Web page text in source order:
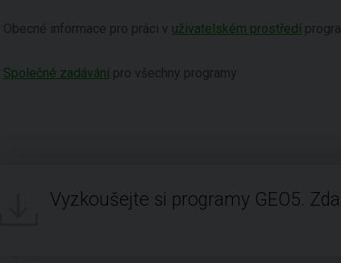
Obecné informace pro práci v uživatelském prostředí
Společné zadávání pro všechny programy
Vyzkoušejte si programy GEO5.